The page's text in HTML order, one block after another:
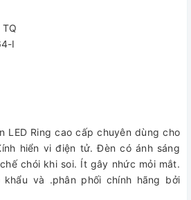
I
LED Ring cao cấp chuyên dùng cho
hiển vi điện tử. Đèn có ánh sáng
chói khi soi. Ít gây nhức mỏi mắt.
khẩu và .phân phối chính hãng bởi